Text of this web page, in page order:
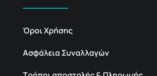
Όροι Χρήσης
Ασφάλεια Συναλλαγών